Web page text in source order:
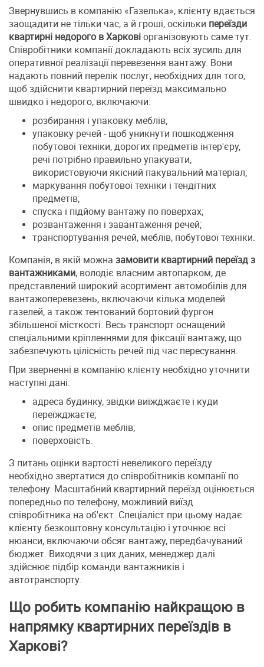
Звернувшись в компанію «Газелька», клієнту вдається
заощадити не тільки час, а й гроші, оскільки переїзди
квартирні недорого в Харкові організовують саме тут.
Співробітники компанії докладають всіх зусиль для
оперативної реалізації перевезення вантажу. Вони
надають повний перелік послуг, необхідних для того,
щоб здійснити квартирний переїзд максимально
швидко і недорого, включаючи:
розбирання і упаковку меблів;
упаковку речей - щоб уникнути пошкодження
побутової техніки, дорогих предметів інтер'єру,
речі потрібно правильно упакувати,
використовуючи якісний пакувальний матеріал;
маркування побутової техніки і тендітних
предметів;
cпуска і підйому вантажу по поверхах;
розвантаження і завантаження речей;
транспортування речей, меблів, побутової техніки.
Компанія, в якій можна замовити квартирний переїзд з
вантажниками, володіє власним автопарком, де
представлений широкий асортимент автомобілів для
вантажоперевезень, включаючи кілька моделей
газелей, а також тентований бортовий фургон
збільшеної місткості. Весь транспорт оснащений
спеціальними кріпленнями для фіксації вантажу, що
забезпечують цілісність речей під час пересування.
При зверненні в компанію клієнту необхідно уточнити
наступні дані:
адреса будинку, звідки виїжджаєте і куди
переїжджаєте;
опис предметів меблів;
поверховість.
З питань оцінки вартості невеликого переїзду
необхідно звертатися до співробітників компанії по
телефону. Масштабний квартирний переїзд оцінюється
попередньо по телефону, можливий виїзд
співробітника на об'єкт. Спеціаліст при цьому надає
клієнту безкоштовну консультацію і уточнює всі
нюанси, включаючи обсяг вантажу, передбачуваний
бюджет. Виходячи з цих даних, менеджер далі
здійснює підбір команди вантажників і
автотранспорту.
Що робить компанію найкращою в
напрямку квартирних переїздів в
Харкові?